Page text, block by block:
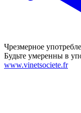
Чрезмерное
Будьте умеренны в
www.vinetsociete.fr